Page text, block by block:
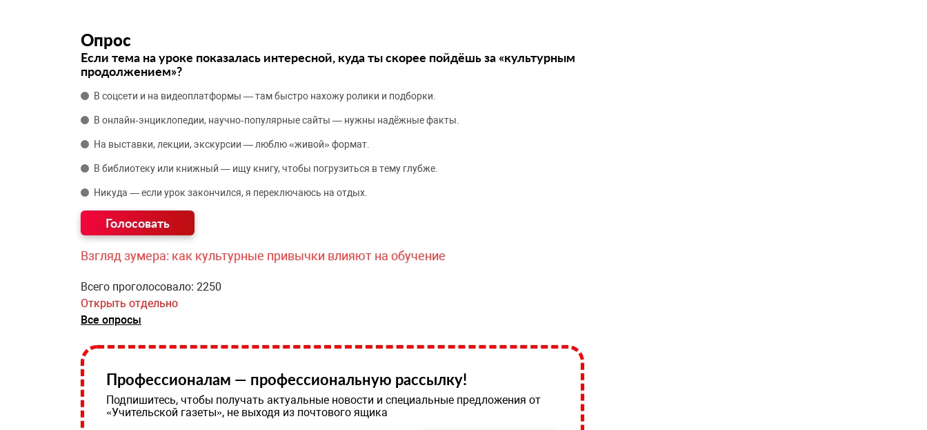
Опрос
Если тема на уроке показалась интересной, куда ты скорее пойдёшь за «культурным
продолжением»?
В соцсети и на видеоплатформы — там быстро нахожу ролики и подборки.
В онлайн‑энциклопедии, научно‑популярные сайты — нужны надёжные факты.
На выставки, лекции, экскурсии — люблю «живой» формат.
В библиотеку или книжный — ищу книгу, чтобы погрузиться в тему глубже.
Никуда — если урок закончился, я переключаюсь на отдых.
Взгляд зумера: как культурные привычки влияют на обучение
Всего проголосовало: 2250
Открыть отдельно
Все опросы
Профессионалам — профессиональную рассылку!
Подпишитесь, чтобы получать актуальные новости и специальные предложения от
«Учительской газеты», не выходя из почтового ящика